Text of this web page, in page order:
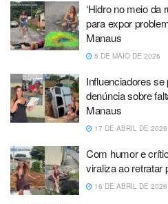
‘Hidro no meio da
para expor
Manaus
5 DE MAIO DE 2026
Influenciadores
denúncia sobre
Manaus
17 DE ABRIL DE 2026
Com humor e
viraliza ao retratar
16 DE ABRIL DE 2026